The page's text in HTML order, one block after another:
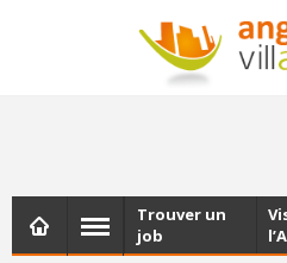
Les dernières actualités
Trouver un
job